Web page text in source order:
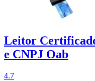
Leitor
e CNPJ Oab
4.7